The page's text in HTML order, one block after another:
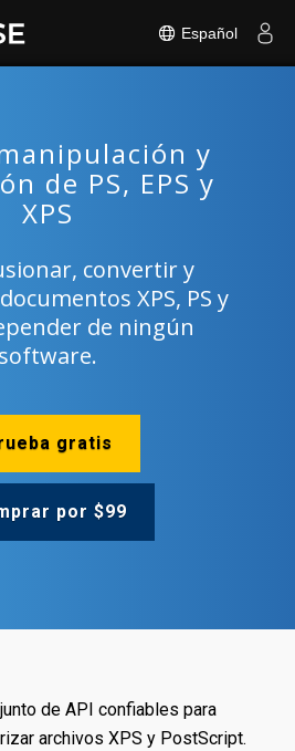
Español
y
de PS, EPS y
XPS
convertir y
XPS, PS y
de ningún
software.
gratis
por $99
de API confiables para
archivos XPS y PostScript.